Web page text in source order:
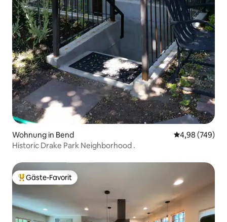
Wohnung in Bend
4,98 (749)
Historic Drake Park Neighborhood .
Beliebter Gäste-Favorit.
Gäste-Favorit